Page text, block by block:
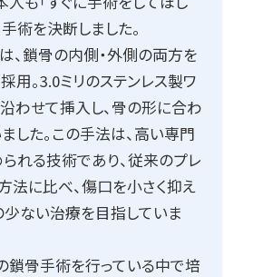
ります。特に、若い選手の骨
常の5〜6倍の時間がかかった
そのような難しい手術は、反省
が、逆にそこから学び、新たな
重ねるきっかけにもなりま
最も大切にしていることは
納得できる診療」を大切にし
術を決断しました。
、鎖骨の内側・外側の両方を
用。3.0ミリのステンレス製ワ
わせて挿入し、骨の形に合わ
した。この手法は、高い専門
れる技術であり、従来のプレ
法に比べ、傷口を小さく抑え
少ない治療を目指していま
鎖骨手術を行っている中で培